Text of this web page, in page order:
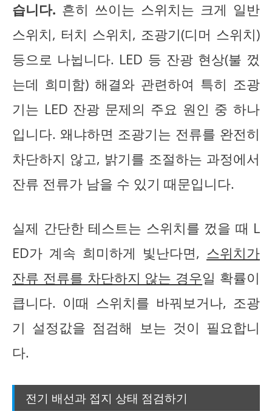
습니다. 흔히 쓰이는 스위치는 크게 일반
스위치, 터치 스위치, 조광기(디머 스위치)
등으로 나뉩니다. LED 등 잔광 현상(불 껐
는데 희미함) 해결와 관련하여 특히 조광
기는 LED 잔광 문제의 주요 원인 중 하나
입니다. 왜냐하면 조광기는 전류를 완전히
차단하지 않고, 밝기를 조절하는 과정에서
잔류 전류가 남을 수 있기 때문입니다.
실제 간단한 테스트는 스위치를 껐을 때 L
ED가 계속 희미하게 빛난다면, 스위치가
잔류 전류를 차단하지 않는 경우일 확률이
큽니다. 이때 스위치를 바꿔보거나, 조광
기 설정값을 점검해 보는 것이 필요합니
다.
전기 배선과 접지 상태 점검하기